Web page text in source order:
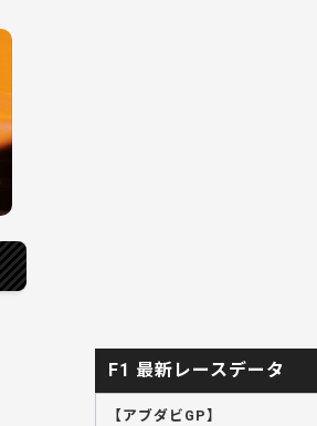
F1 最新レースデータ
【アブダビGP】